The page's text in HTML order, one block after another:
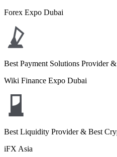
Forex Expo Dubai
Best Payment Solutions Provider
Wiki Finance Expo Dubai
Best Liquidity Provider & Best
iFX Asia